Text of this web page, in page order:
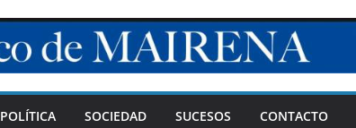
POLÍTICA SOCIEDAD SUCESOS CONTACTO